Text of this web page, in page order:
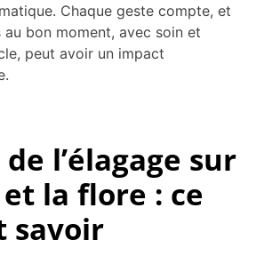
Chaque geste compte, et
bon moment, avec soin et
peut avoir un impact
de l’élagage sur
la flore : ce
savoir